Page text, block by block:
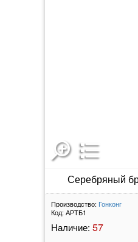
Серебряный
Производство: Гонконг
Код: АРТБ1
Наличие: 57